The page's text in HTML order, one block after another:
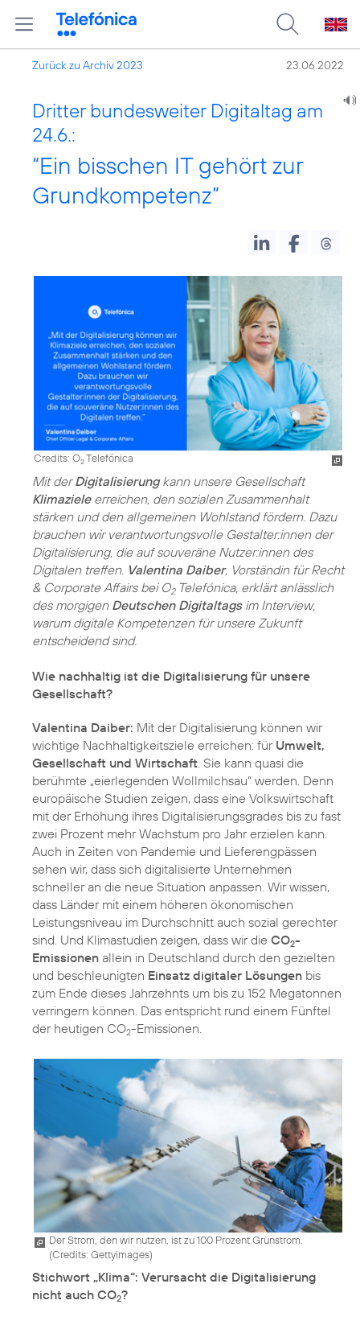
Zurück zu Archiv 2023 23.06.2022
Dritter bundesweiter Digitaltag am
24.6.:
“Ein bisschen IT gehört zur
Grundkompetenz”
Credits: O2Telefónica
Mit derDigitalisierungkann unsere Gesellschaft
Klimazieleerreichen, den sozialen Zusammenhalt
stärken und den allgemeinen Wohlstand fördern. Dazu
brauchen wir verantwortungsvolle Gestalter:innen der
Digitalisierung, die auf souveräne Nutzer:innen des
Digitalen treffen. Valentina Daiber, Vorständin für Recht
& Corporate Affairs bei O2Telefónica, erklärt anlässlich
des morgigen Deutschen Digitaltagsim Interview,
warum digitale Kompetenzen für unsere Zukunft
entscheidend sind.
Wie nachhaltig ist die Digitalisierung für unsere
Gesellschaft?
Valentina Daiber: Mit der Digitalisierung können wir
wichtige Nachhaltigkeitsziele erreichen: für Umwelt,
Gesellschaft und Wirtschaft . Sie kann quasi die
berühmte „eierlegenden Wollmilchsau“ werden. Denn
europäische Studien zeigen, dass eine Volkswirtschaft
mit der Erhöhung ihres Digitalisierungsgrades bis zu fast
zwei Prozent mehr Wachstum pro Jahr erzielen kann.
Auch in Zeiten von Pandemie und Lieferengpässen
sehen wir, dass sich digitalisierte Unternehmen
schneller an die neue Situation anpassen. Wir wissen,
dass Länder mit einem höheren ökonomischen
Leistungsniveau im Durchschnitt auch sozial gerechter
sind. Und Klimastudien zeigen, dass wir die CO2-
Emissionen allein in Deutschland durch den gezielten
und beschleunigten Einsatz digitaler Lösungen bis
zum Ende dieses Jahrzehnts um bis zu 152 Megatonnen
verringern können. Das entspricht rund einem Fünftel
der heutigen CO2-Emissionen.
Der Strom, den wir nutzen, ist zu 100 Prozent Grünstrom.
(Credits: Gettyimages)
Stichwort „Klima“: Verursacht die Digitalisierung
nicht auch CO2?